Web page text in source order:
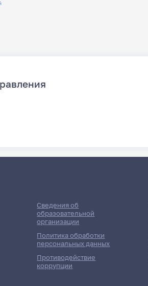
Сведения об
образовательной
организации
Политика обработки
персональных данных
Противодействие
коррупции